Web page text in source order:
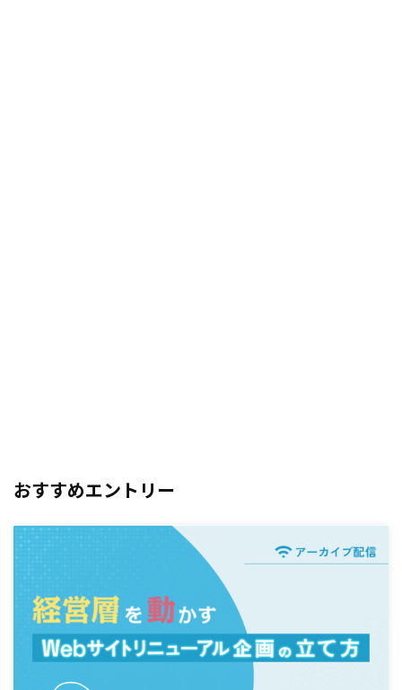
おすすめエントリー